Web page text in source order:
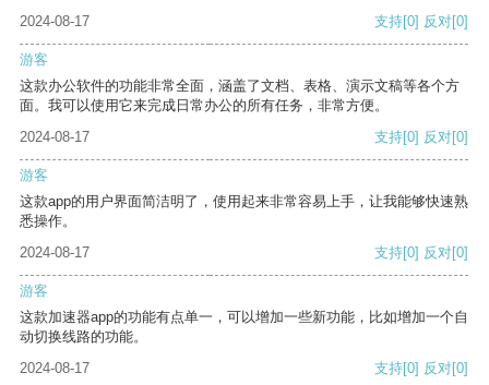
2024-08-17
支持[0] 反对[0]
游客
这款办公软件的功能非常全面，涵盖了文档、表格、演示文稿等各个方
面。我可以使用它来完成日常办公的所有任务，非常方便。
2024-08-17
支持[0] 反对[0]
游客
这款app的用户界面简洁明了，使用起来非常容易上手，让我能够快速熟
悉操作。
2024-08-17
支持[0] 反对[0]
游客
这款加速器app的功能有点单一，可以增加一些新功能，比如增加一个自
动切换线路的功能。
2024-08-17
支持[0] 反对[0]